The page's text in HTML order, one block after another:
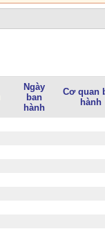
Ngày
ban
hành
Cơ quan
hành